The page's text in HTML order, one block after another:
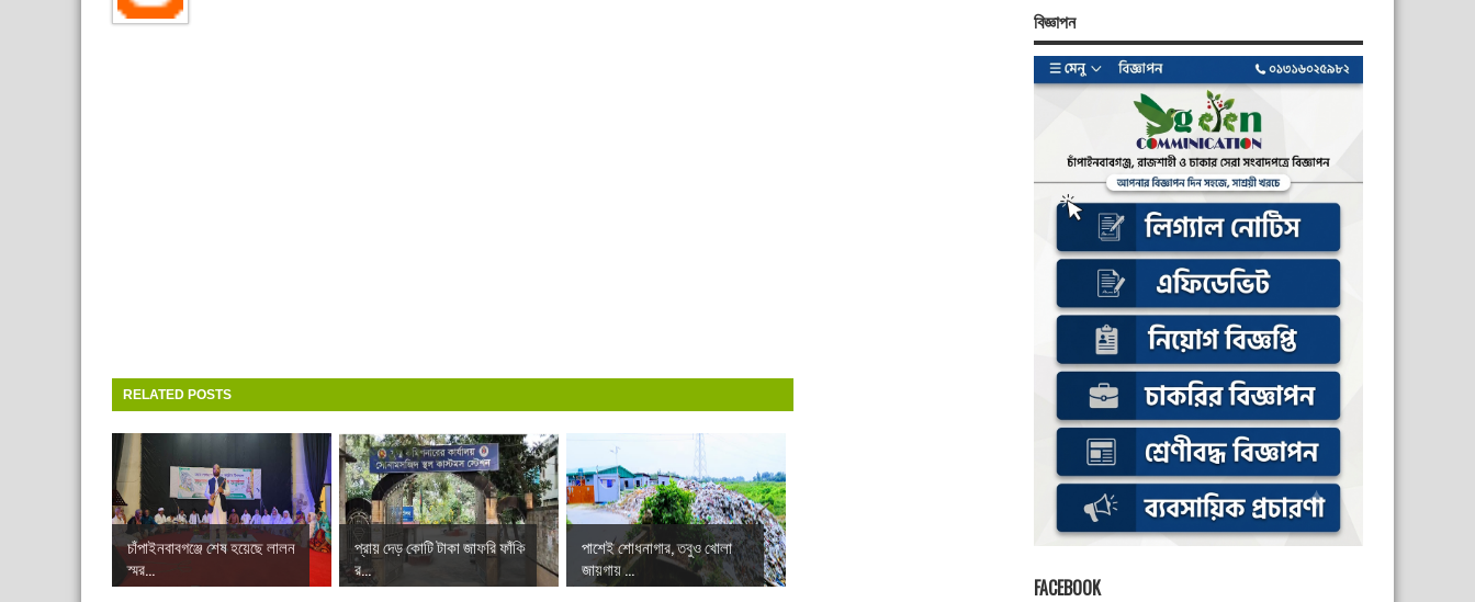
RELATED POSTS
চাঁপাইনবাবগঞ্জে শেষ হয়েছে লালন
স্মর...
প্রায় দেড় কোটি টাকা জাফরি ফাঁকি
র...
পাশেই শোধনাগার, তবুও খোলা
জায়গায় ...
বিজ্ঞাপন
FACEBOOK